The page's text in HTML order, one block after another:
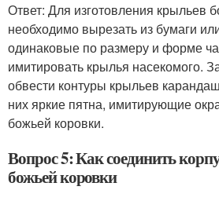
Ответ: Для изготовления крыльев
необходимо вырезать из бумаги
одинаковые по размеру и форме
имитировать крылья насекомого.
обвести контуры крыльев
них яркие пятна, имитирующие
божьей коровки.
Вопрос 5: Как соединить
божьей коровки